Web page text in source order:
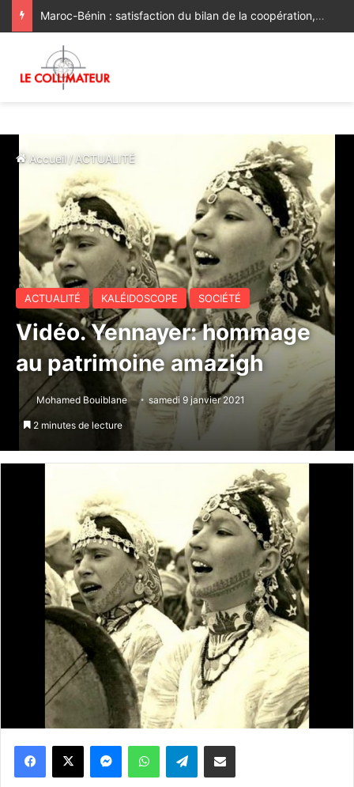
Maroc-Bénin : satisfaction du bilan de la coopération, volonté commune de la renforcer et de la diversifier davantage
Accueil/ACTUALITÉ
ACTUALITÉ KALÉIDOSCOPE SOCIÉTÉ
Vidéo. Yennayer: hommage
au patrimoine amazigh
Mohamed Bouiblane samedi 9 janvier 2021
2 minutes de lecture
WhatsApp Telegram